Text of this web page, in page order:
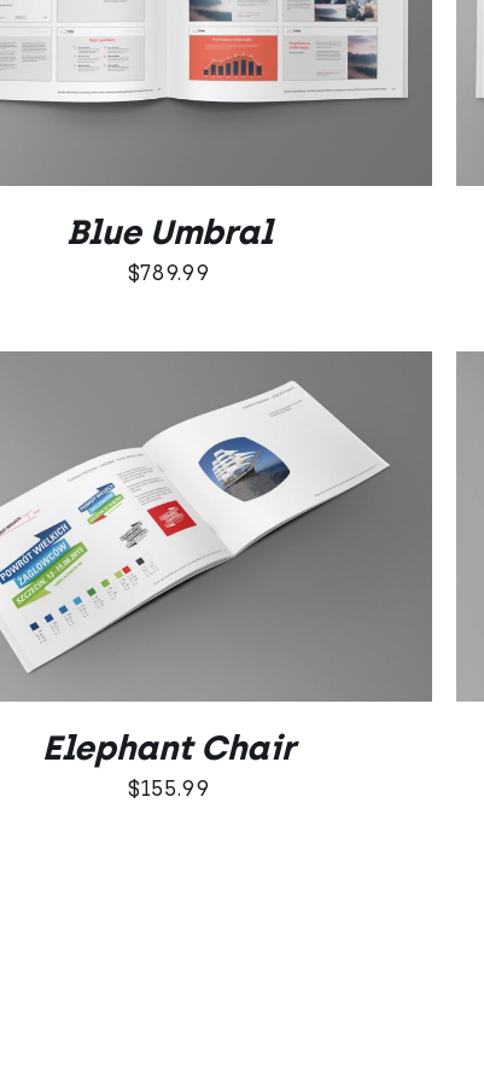
DODAJ DO KOSZYKA / QUICK VIEW
Blue Umbral
$789.99
DODAJ DO KOSZYKA QUICK VIEW
Elephant Chair
$155.99